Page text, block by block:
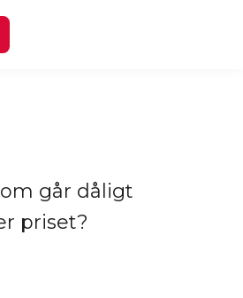
går dåligt
priset?